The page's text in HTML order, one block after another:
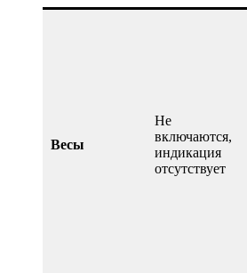
Весы
Не
включаются,
индикация
отсутствует